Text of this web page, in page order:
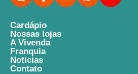
Cardápio
Nossas lojas
A Vivenda
Franquia
Noticias
Contato